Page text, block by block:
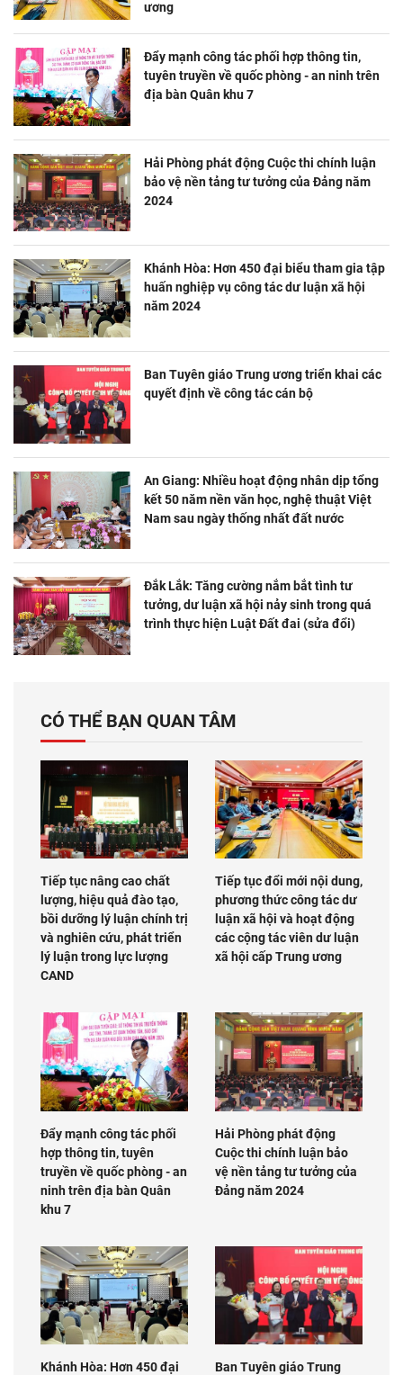
ương
Đẩy mạnh công tác phối hợp thông tin,
tuyên truyền về quốc phòng - an ninh trên
địa bàn Quân khu 7
Hải Phòng phát động Cuộc thi chính luận
bảo vệ nền tảng tư tưởng của Đảng năm
2024
Khánh Hòa: Hơn 450 đại biểu tham gia tập
huấn nghiệp vụ công tác dư luận xã hội
năm 2024
Ban Tuyên giáo Trung ương triển khai các
quyết định về công tác cán bộ
An Giang: Nhiều hoạt động nhân dịp tổng
kết 50 năm nền văn học, nghệ thuật Việt
Nam sau ngày thống nhất đất nước
Đắk Lắk: Tăng cường nắm bắt tình tư
tưởng, dư luận xã hội nảy sinh trong quá
trình thực hiện Luật Đất đai (sửa đổi)
CÓ THỂ BẠN QUAN TÂM
Tiếp tục nâng cao chất
lượng, hiệu quả đào tạo,
bồi dưỡng lý luận chính trị
và nghiên cứu, phát triển
lý luận trong lực lượng
CAND
Tiếp tục đổi mới nội dung,
phương thức công tác dư
luận xã hội và hoạt động
các cộng tác viên dư luận
xã hội cấp Trung ương
Đẩy mạnh công tác phối
hợp thông tin, tuyên
truyền về quốc phòng - an
ninh trên địa bàn Quân
khu 7
Hải Phòng phát động
Cuộc thi chính luận bảo
vệ nền tảng tư tưởng của
Đảng năm 2024
Khánh Hòa: Hơn 450 đại
Ban Tuyên giáo Trung